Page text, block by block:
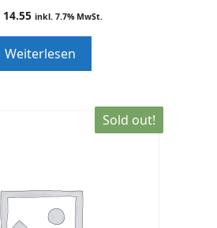
0
o
o
f
5
14.55 inkl. 7.7% MwSt.
Weiterlesen
Sold out!